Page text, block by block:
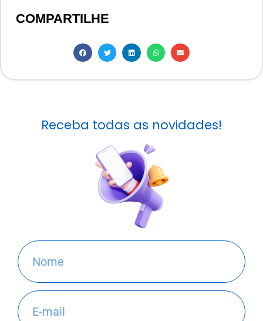
COMPARTILHE
Receba todas as novidades!